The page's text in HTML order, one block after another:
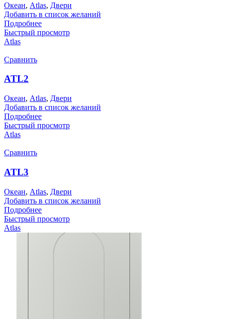
Океан, Atlas, Двери
Добавить в список желаний
Подробнее
Быстрый просмотр
Atlas
Сравнить
ATL2
Океан, Atlas, Двери
Добавить в список желаний
Подробнее
Быстрый просмотр
Atlas
Сравнить
ATL3
Океан, Atlas, Двери
Добавить в список желаний
Подробнее
Быстрый просмотр
Atlas